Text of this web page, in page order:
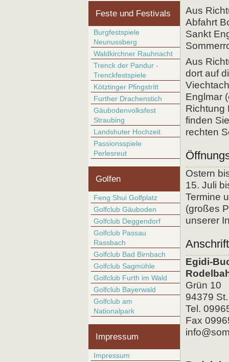
Feste und Festivals
Burgfestspiele
Neunussberg
Waldkirchner Rauhnacht
Trenck der Pandur -
Trenckfestspiele
Kötztinger Pfingstritt
Further Drachenstich
Gäubodenvolksfest
Straubing
Landshuter Hochzeit
Passionsspiele
Perlesreut
Golfen
Feng Shui Golfplatz
Golfclub Gäuboden
Golfclub Deggendorf
Golfclub Passau
Rassbach
Golfclub Bad Birnbach
Golfclub Sagmühle
Golfclub Furth im Wald
Golfclub Bayerwald
Golfclub am
Nationalpark
Impressum
Impressum
Aus
Abfahrt
Sankt
Aus
dort auf
Englmar
Richtung
finden
rechten
Ostern
15. Juli
Termine
(großes
unserer
Egidi-
Grün 10
94379
Tel.
Fax